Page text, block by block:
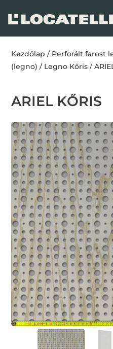
Kezdőlap / Perforált farost
(legno) / Legno Kőris /
ARIEL KŐRIS